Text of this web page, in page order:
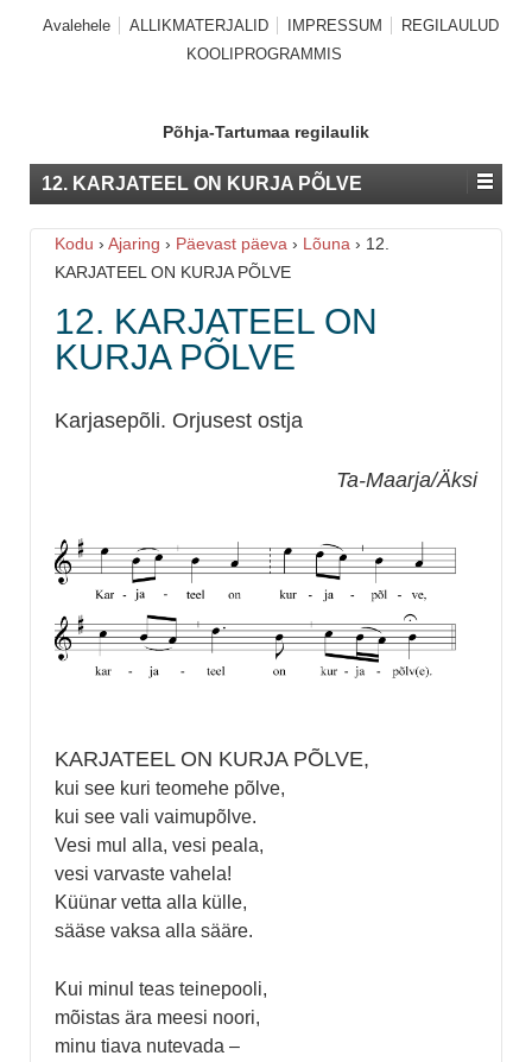
Avalehele ALLIKMATERJALID IMPRESSUM
REGILAULUD
KOOLIPROGRAMMIS
Põhja-Tartumaa regilaulik
12. KARJATEEL ON KURJA PÕLVE
Kodu › Ajaring › Päevast päeva › Lõuna › 12.
KARJATEEL ON KURJA PÕLVE
12. KARJATEEL ON
KURJA PÕLVE
Karjasepõli. Orjusest ostja
Ta-Maarja/Äksi
KARJATEEL ON KURJA PÕLVE,
kui see kuri teomehe põlve,
kui see vali vaimupõlve.
Vesi mul alla, vesi peala,
vesi varvaste vahela!
Küünar vetta alla külle,
sääse vaksa alla sääre.
Kui minul teas teinepooli,
mõistas ära meesi noori,
minu tiava nutevada –